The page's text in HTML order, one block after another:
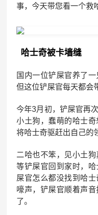
事，今天带您看一个救
哈士奇被卡墙缝
国内一位铲屎官养了
但这位铲屎官每天都会
今年3月初，铲屎官再
小土狗，蠢萌的哈士
将哈士奇驱赶出自己的
二哈也不笨，见小土狗
等铲屎官回到家时，
屎官怎么都没找到哈
嚎声，铲屎官顺着声
了。